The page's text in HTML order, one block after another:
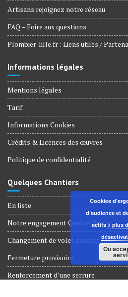
Artisans rejoignez notre réseau
FAQ – Foire aux questions
Plombier-lille.fr : Liens utiles /
Informations légales
Mentions légales
Tarif
Informations Cookies
Crédits & Licences des œuvres
Politique de confidentialité
Quelques Chantiers
En liste
Notre engagement Qualité Prix
Changement de volet-roulant
Fermeture provisoire
Renforcement d’une serrure
Cookies
d’audience et
actifs > plus
Ou